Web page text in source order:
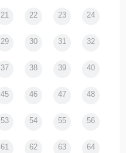
21 22 23 24
29 30 31 32
37 38 39 40
45 46 47 48
53 54 55 56
61 62 63 64